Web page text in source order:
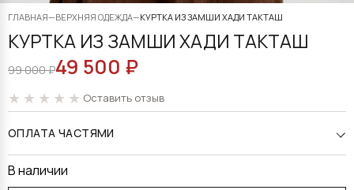
ГЛАВНАЯ—ВЕРХНЯЯ ОДЕЖДА—КУРТКА ИЗ ЗАМШИ ХАДИ ТАКТАШ
КУРТКА ИЗ ЗАМШИ ХАДИ ТАКТАШ
99 000₽
ПЕРВОНАЧАЛЬНАЯ
ЦЕНА
СОСТАВЛЯЛА
99
000 ₽.
49 500 ₽
ТЕКУЩАЯ
ЦЕНА:
49
500 ₽.
Оставить отзыв
ОПЛАТА ЧАСТЯМИ
В наличии